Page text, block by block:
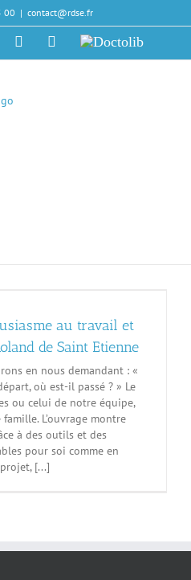
00 | contact@rdse.fr
FacebookSkypeDoctolib
au travail et
de Saint Etienne
en nous demandant : «
où est-il passé ? » Le
ou celui de notre équipe,
L’ouvrage montre
à des outils et des
pour soi comme en
[...]